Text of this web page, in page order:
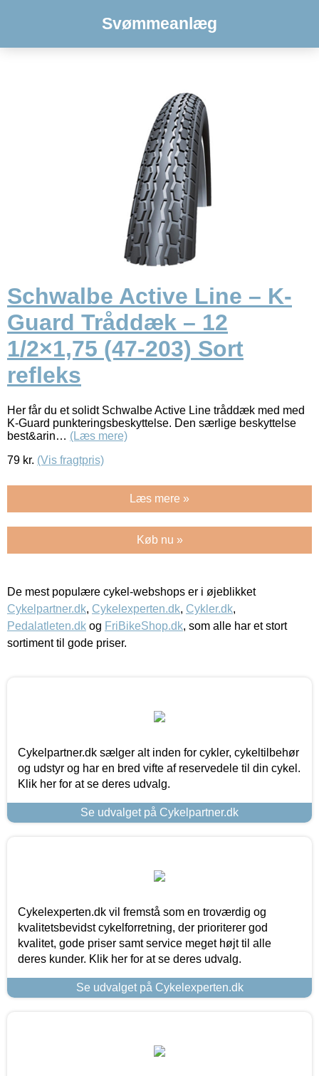
Svømmeanlæg
Schwalbe Active Line – K-
Guard Tråddæk – 12
1/2×1,75 (47-203) Sort
refleks
Her får du et solidt Schwalbe Active Line tråddæk med med
K-Guard punkteringsbeskyttelse. Den særlige beskyttelse
best&arin… (Læs mere)
79 kr. (Vis fragtpris)
Læs mere »
Køb nu »
De mest populære cykel-webshops er i øjeblikket
Cykelpartner.dk, Cykelexperten.dk, Cykler.dk,
Pedalatleten.dk og FriBikeShop.dk, som alle har et stort
sortiment til gode priser.
Cykelpartner.dk sælger alt inden for cykler, cykeltilbehør
og udstyr og har en bred vifte af reservedele til din cykel.
Klik her for at se deres udvalg.
Se udvalget på Cykelpartner.dk
Cykelexperten.dk vil fremstå som en troværdig og
kvalitetsbevidst cykelforretning, der prioriterer god
kvalitet, gode priser samt service meget højt til alle
deres kunder. Klik her for at se deres udvalg.
Se udvalget på Cykelexperten.dk